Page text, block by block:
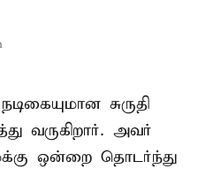
சுருதி
வருகிறார். அவர்
ஒன்றை தொடர்ந்து